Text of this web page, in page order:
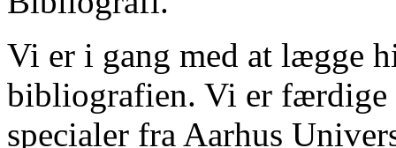
Vi er i gang med at lægge
bibliografien. Vi er færdige
specialer fra Aarhus